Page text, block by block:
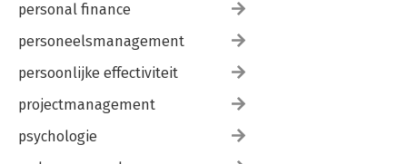
personal finance
personeelsmanagement
persoonlijke effectiviteit
projectmanagement
psychologie